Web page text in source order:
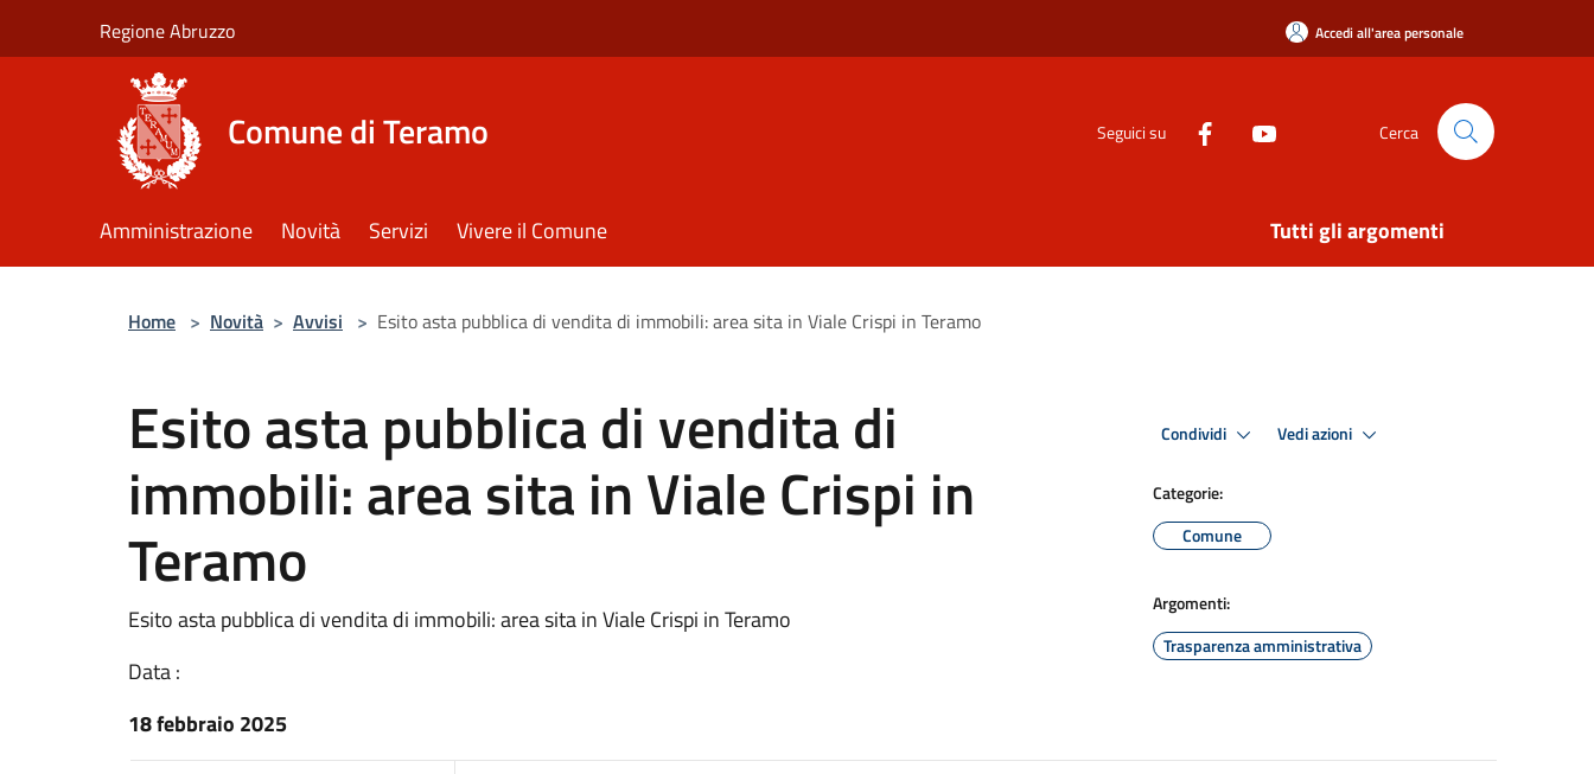
Regione Abruzzo Accedi all'area personale
Comune di Teramo Seguici su Cerca
Amministrazione Novità Servizi Vivere il Comune Tutti gli argomenti
Home > Novità > Avvisi > Esito asta pubblica di vendita di immobili: area sita in Viale Crispi in Teramo
Esito asta pubblica di vendita di
immobili: area sita in Viale Crispi in
Teramo
Esito asta pubblica di vendita di immobili: area sita in Viale Crispi in Teramo
Data :
18 febbraio 2025
Condividi Vedi azioni
Categorie:
Comune
Argomenti:
Trasparenza amministrativa